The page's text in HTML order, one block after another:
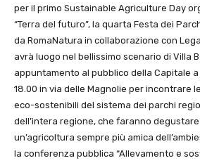
per il primo Sustainable Agriculture Day
“Terra del futuro”, la quarta Festa dei
da RomaNatura in collaborazione con
avrà luogo nel bellissimo scenario di Villa
appuntamento al pubblico della Capitale
18.00 in via delle Magnolie per incontrare
eco-sostenibili del sistema dei parchi
dell’intera regione, che faranno
un’agricoltura sempre più amica
la conferenza pubblica “Allevamento e